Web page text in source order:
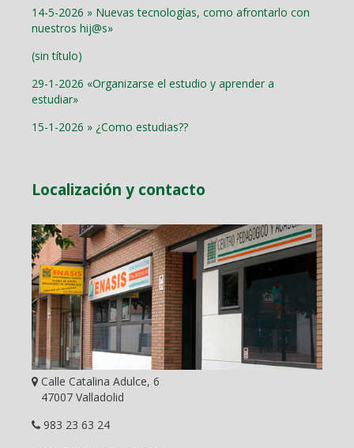
14-5-2026 » Nuevas tecnologías, como afrontarlo con
nuestros hij@s»
(sin título)
29-1-2026 «Organizarse el estudio y aprender a
estudiar»
15-1-2026 » ¿Como estudias??
Localización y contacto
Calle Catalina Adulce, 6
47007 Valladolid
983 23 63 24